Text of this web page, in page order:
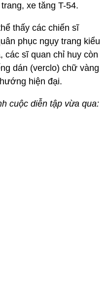
xe tăng T-54.
thấy các chiến sĩ
phục ngụy trang kiểu
các sĩ quan chỉ huy còn
dán (verclo) chữ vàng
hiện đại.
cuộc diễn tập vừa qua: